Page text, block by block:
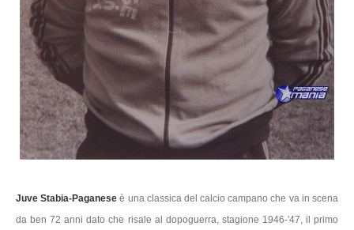
Juve Stabia-Paganeseè una classica del calcio campano che va in scena
da ben 72 anni dato che risale al dopoguerra, stagione 1946-'47, il primo